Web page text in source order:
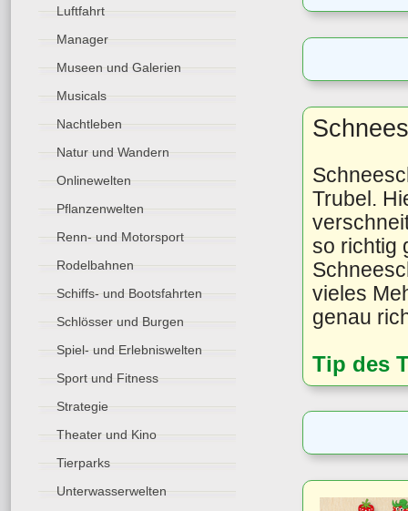
Luftfahrt
Manager
Museen und Galerien
Musicals
Nachtleben
Natur und Wandern
Onlinewelten
Pflanzenwelten
Renn- und Motorsport
Rodelbahnen
Schiffs- und Bootsfahrten
Schlösser und Burgen
Spiel- und Erlebniswelten
Sport und Fitness
Strategie
Theater und Kino
Tierparks
Unterwasserwelten
Trubel.
so richtig
vieles
genau
Tip des